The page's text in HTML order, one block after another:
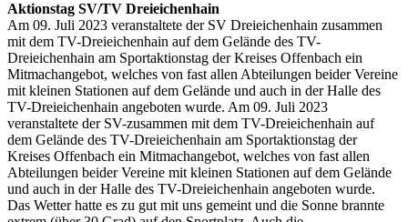
Aktionstag SV/TV Dreieichenhain
Am 09. Juli 2023 veranstaltete der SV Dreieichenhain zusammen
mit dem TV-Dreieichenhain auf dem Gelände des TV-
Dreieichenhain am Sportaktionstag der Kreises Offenbach ein
Mitmachangebot, welches von fast allen Abteilungen beider Vereine
mit kleinen Stationen auf dem Gelände und auch in der Halle des
TV-Dreieichenhain angeboten wurde. Am 09. Juli 2023
veranstaltete der SV-zusammen mit dem TV-Dreieichenhain auf
dem Gelände des TV-Dreieichenhain am Sportaktionstag der
Kreises Offenbach ein Mitmachangebot, welches von fast allen
Abteilungen beider Vereine mit kleinen Stationen auf dem Gelände
und auch in der Halle des TV-Dreieichenhain angeboten wurde.
Das Wetter hatte es zu gut mit uns gemeint und die Sonne brannte